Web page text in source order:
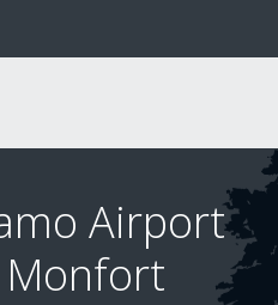
Airport
Monfort